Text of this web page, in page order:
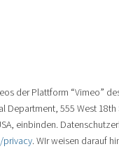
der Plattform “Vimeo”
Department, 555 West 18th
einbinden.
. WIr weisen darauf